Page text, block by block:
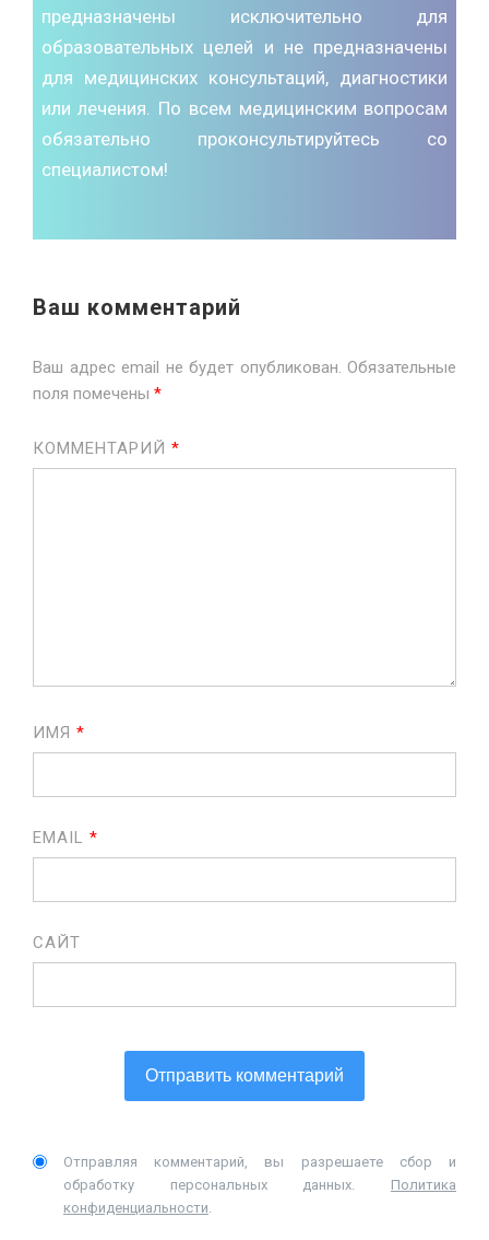
предназначены исключительно для
образовательных целей и не предназначены
для медицинских консультаций, диагностики
или лечения. По всем медицинским вопросам
обязательно проконсультируйтесь со
специалистом!
Ваш комментарий
Ваш адрес email не будет опубликован. Обязательные
поля помечены *
КОММЕНТАРИЙ *
ИМЯ *
EMAIL *
САЙТ
Отправляя комментарий, вы разрешаете сбор и
обработку персональных данных. Политика
конфиденциальности.